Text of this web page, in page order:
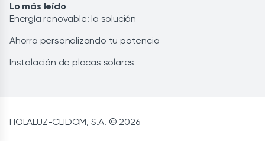
Lo más leído
Energía renovable: la solución
Ahorra personalizando tu potencia
Instalación de placas solares
HOLALUZ-CLIDOM, S.A. © 2026